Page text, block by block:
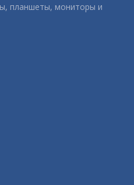
планшеты, мониторы и